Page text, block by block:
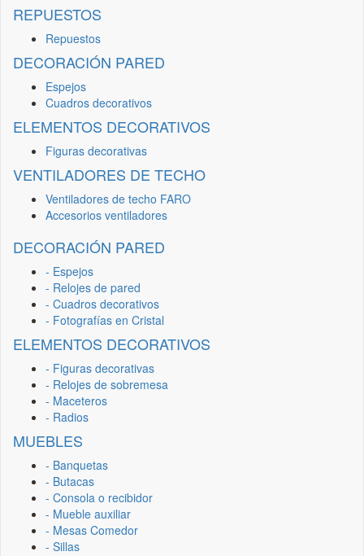
REPUESTOS
Repuestos
DECORACIÓN PARED
Espejos
Cuadros decorativos
ELEMENTOS DECORATIVOS
Figuras decorativas
VENTILADORES DE TECHO
Ventiladores de techo FARO
Accesorios ventiladores
DECORACIÓN PARED
- Espejos
- Relojes de pared
- Cuadros decorativos
- Fotografías en Cristal
ELEMENTOS DECORATIVOS
- Figuras decorativas
- Relojes de sobremesa
- Maceteros
- Radios
MUEBLES
- Banquetas
- Butacas
- Consola o recibidor
- Mueble auxiliar
- Mesas Comedor
- Sillas